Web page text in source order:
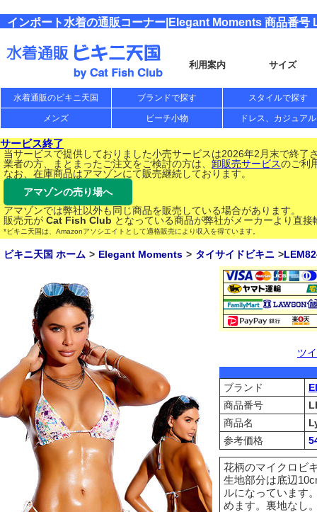
インポート水着の通販コーナー|Elegant Moments 商品番号
利用案内 サイズ
水着通販のビキニ天国 ブランドで探す スタイルで探す
メンズ ビーチ小物 ドレス、カジュアル
サービス終了
当サービスで提供しておりました小売サービスは2026年2月末で終了
業者の方、まとまったご注文をご検討の方は、 卸販売サービスのご利
なお、在庫商品はアマゾンにて販売継続しております。
アマゾンの売り場へ
アマゾンでは弊社以外も同じ商品を販売している場合があります。
販売元が Cat Fish Club となっている商品が弊社がメーカーより直
*ビキニ天国は、Amazonアソシエイトとして適格販売により収入を得ています。
ビキニ天国 ホーム Elegant Moments タイサイドビキニ
ツ
ブランド
商品番号
商品名
参考価格
花柄のマイクロビ
生地部分は底辺
ルになっています
めます。裏地なし